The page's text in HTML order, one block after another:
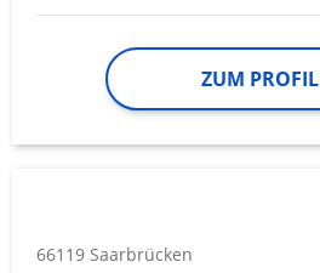
ZUM PROFIL
66119 Saarbrücken